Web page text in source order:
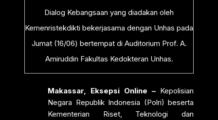
Dialog Kebangsaan yang diadakan oleh
Kemenristekdikti bekerjasama dengan Unhas pada
Jumat (16/06) bertempat di Auditorium Prof. A.
Amiruddin Fakultas Kedokteran Unhas.
Makassar, Eksepsi Online – Kepolisian
Negara Republik Indonesia (Polri) beserta
Kementerian Riset, Teknologi dan